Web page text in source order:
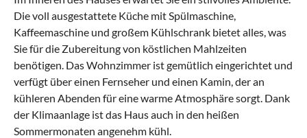
Die voll ausgestattete Küche mit Spülmaschine,
Kaffeemaschine und großem Kühlschrank bietet alles, was
Sie für die Zubereitung von köstlichen Mahlzeiten
benötigen. Das Wohnzimmer ist gemütlich eingerichtet und
verfügt über einen Fernseher und einen Kamin, der an
kühleren Abenden für eine warme Atmosphäre sorgt. Dank
der Klimaanlage ist das Haus auch in den heißen
Sommermonaten angenehm kühl.